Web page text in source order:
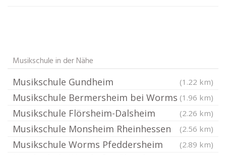
Musikschule in der Nähe
Musikschule Gundheim (1.22 km)
Musikschule Bermersheim bei Worms (1.96 km)
Musikschule Flörsheim-Dalsheim (2.26 km)
Musikschule Monsheim Rheinhessen (2.56 km)
Musikschule Worms Pfeddersheim (2.89 km)